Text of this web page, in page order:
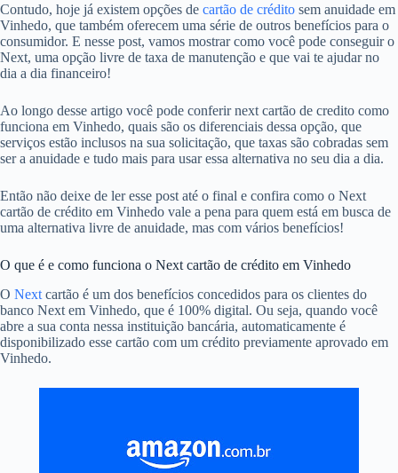
Contudo, hoje já existem opções de cartão de crédito sem anuidade em
Vinhedo, que também oferecem uma série de outros benefícios para o
consumidor. E nesse post, vamos mostrar como você pode conseguir o
Next, uma opção livre de taxa de manutenção e que vai te ajudar no
dia a dia financeiro!
Ao longo desse artigo você pode conferir next cartão de credito como
funciona em Vinhedo, quais são os diferenciais dessa opção, que
serviços estão inclusos na sua solicitação, que taxas são cobradas sem
ser a anuidade e tudo mais para usar essa alternativa no seu dia a dia.
Então não deixe de ler esse post até o final e confira como o Next
cartão de crédito em Vinhedo vale a pena para quem está em busca de
uma alternativa livre de anuidade, mas com vários benefícios!
O que é e como funciona o Next cartão de crédito em Vinhedo
O Next cartão é um dos benefícios concedidos para os clientes do
banco Next em Vinhedo, que é 100% digital. Ou seja, quando você
abre a sua conta nessa instituição bancária, automaticamente é
disponibilizado esse cartão com um crédito previamente aprovado em
Vinhedo.